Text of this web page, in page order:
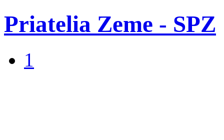
Priatelia Zeme - SPZ
1